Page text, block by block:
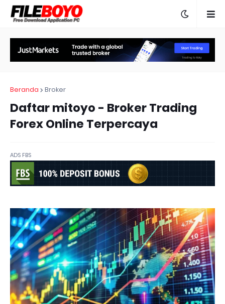
Beranda Broker
Daftar mitoyo - Broker Trading
Forex Online Terpercaya
ADS FBS